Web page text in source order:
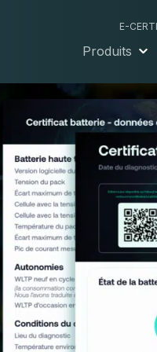
E-
Produits